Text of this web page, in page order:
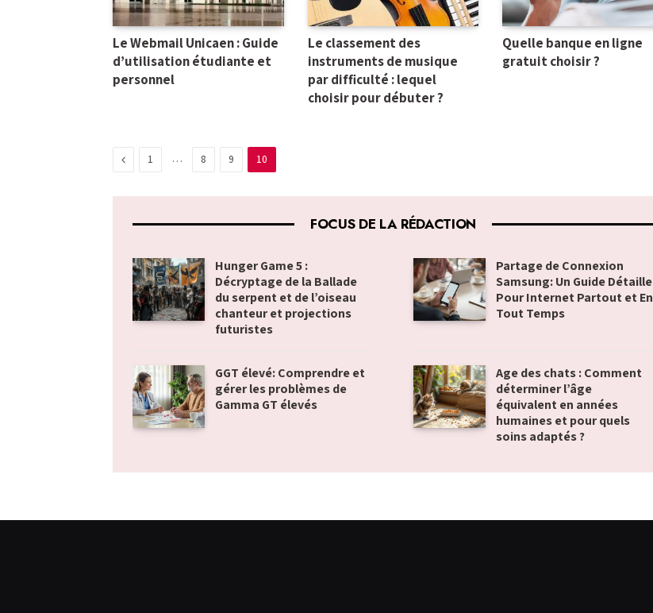
Le Webmail Unicaen : Guide
d’utilisation étudiante et
personnel
Le classement des
instruments de musique
par difficulté : lequel
choisir pour débuter ?
Quelle banque en ligne
gratuit choisir ?
Previous
1 … 8 9 10
FOCUS DE LA RÉDACTION
Hunger Game 5 :
Décryptage de la Ballade
du serpent et de l’oiseau
chanteur et projections
futuristes
Partage de Connexion
Samsung: Un Guide Détaille
Pour Internet Partout et En
Tout Temps
GGT élevé: Comprendre et
gérer les problèmes de
Gamma GT élevés
Age des chats : Comment
déterminer l’âge
équivalent en années
humaines et pour quels
soins adaptés ?